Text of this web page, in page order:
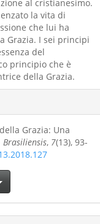
al cristianesimo.
la vita di
che lui ha
Grazia. I sei principi
del
principio che è
della Grazia.
Grazia: Una
Brasiliensis, 7(13), 93-